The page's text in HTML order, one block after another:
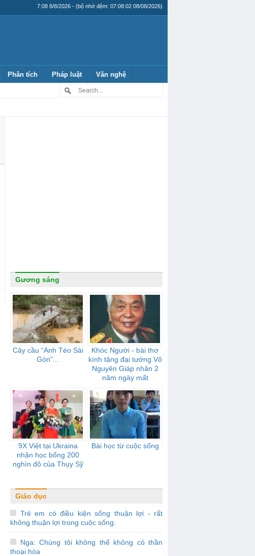
7:08 8/8/2026 - (bộ nhớ đệm: 07:08:02 08/08/2026)
Phân tích Pháp luật Văn nghệ
Gương sáng
Cây cầu “Anh Tèo Sài
Gòn”...
Khóc Người - bài thơ
kính tặng đại tướng Võ
Nguyên Giáp nhân 2
năm ngày mất
9X Việt tại Ukraina
nhận học bổng 200
nghìn đô của Thụy Sỹ
Bài học từ cuộc sống
Giáo dục
Trẻ em có điều kiện sống thuận lợi - rất
không thuận lợi trong cuộc sống.
Nga: Chúng tôi không thể không có thần
thoại hóa